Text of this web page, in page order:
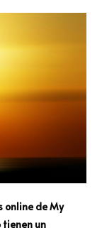
online de My
tienen un